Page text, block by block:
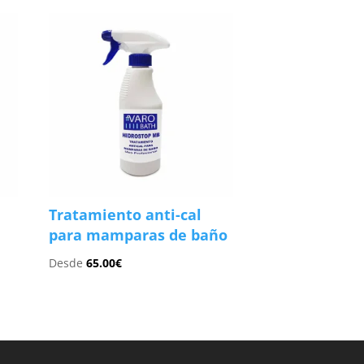
Tratamiento anti-cal
para mamparas de baño
Desde65.00€